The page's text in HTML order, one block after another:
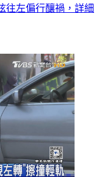
往左偏行釀禍，詳細